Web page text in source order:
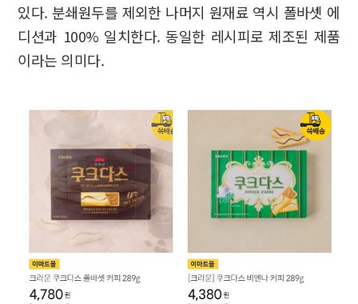
있다. 분쇄원두를 제외한 나머지 원재료 역시 폴바셋 에
디션과 100% 일치한다. 동일한 레시피로 제조된 제품
이라는 의미다.